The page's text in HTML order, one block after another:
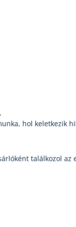
hol keletkezik
találkozol